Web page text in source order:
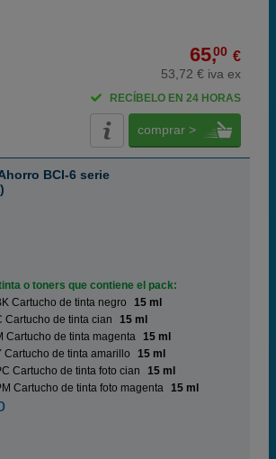
65,00 €
53,72 € iva ex
RECÍBELO EN 24 HORAS
comprar >
BCI-6 serie
o toners que contiene el pack:
Cartucho de tinta negro
15 ml
Cartucho de tinta cian
15 ml
Cartucho de tinta magenta 15 ml
Cartucho de tinta amarillo
15 ml
Cartucho de tinta foto cian
15 ml
Cartucho de tinta foto magenta 15 ml